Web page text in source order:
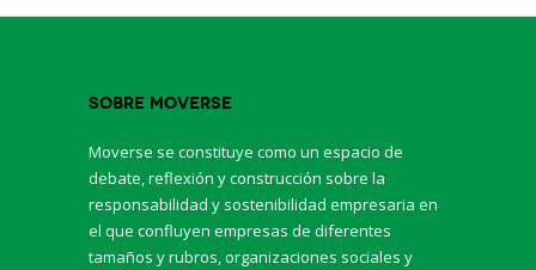
Sobre Moverse
Moverse se constituye como un espacio de
debate, reflexión y construcción sobre la
responsabilidad y sostenibilidad empresaria en
el que confluyen empresas de diferentes
tamaños y rubros, organizaciones sociales y